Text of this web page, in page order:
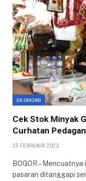
EKONOMI
Cek Stok Minyak
Curhatan
25 FEBRUARI 2022
BOGOR –
pasaran ditanggapi